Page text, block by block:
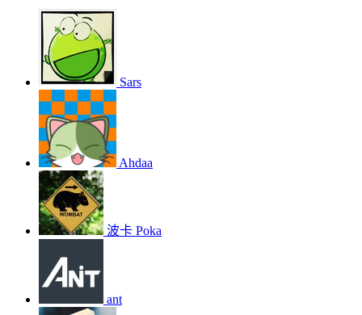
Sars
Ahdaa
波卡 Poka
ant